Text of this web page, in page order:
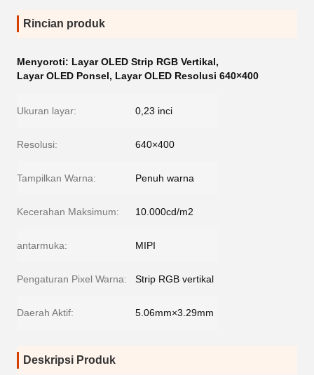
Rincian produk
Menyoroti: Layar OLED Strip RGB Vertikal,
Layar OLED Ponsel, Layar OLED Resolusi 640×400
Ukuran layar: 0,23 inci
Resolusi: 640×400
Tampilkan Warna: Penuh warna
Kecerahan Maksimum: 10.000cd/m2
antarmuka: MIPI
Pengaturan Pixel Warna: Strip RGB vertikal
Daerah Aktif: 5.06mm×3.29mm
Deskripsi Produk